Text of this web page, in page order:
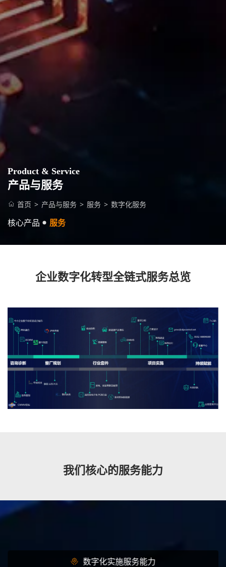
Product & Service
产品与服务
首页 > 产品与服务 > 服务 > 数字化服务
核心产品 服务
企业数字化转型全链式服务总览
我们核心的服务能力
数字化实施服务能力